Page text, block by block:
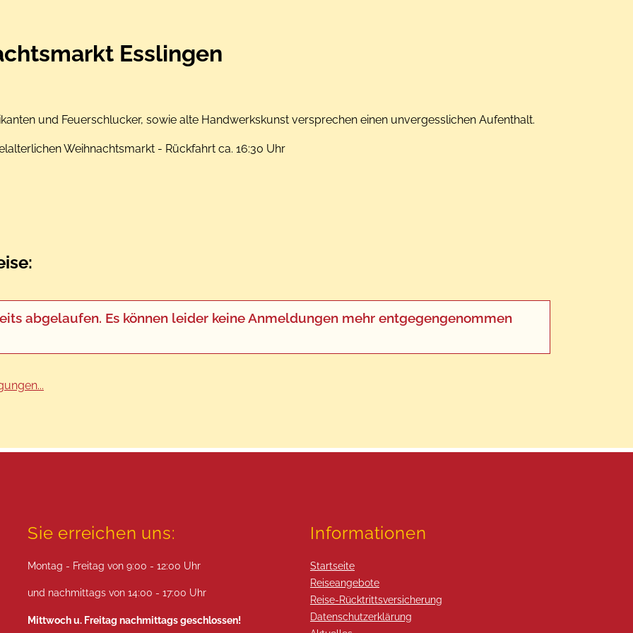
Esslingen
und Feuerschlucker, sowie alte Handwerkskunst versprechen einen unvergesslichen Aufenthalt.
Weihnachtsmarkt - Rückfahrt ca. 16:30 Uhr
abgelaufen. Es können leider keine Anmeldungen mehr entgegengenommen
Sie erreichen uns:
Montag - Freitag von 9:00 - 12:00 Uhr
und nachmittags von 14:00 - 17:00 Uhr
Mittwoch u. Freitag nachmittags geschlossen!
Informationen
Startseite
Reiseangebote
Reise-Rücktrittsversicherung
Datenschutzerklärung